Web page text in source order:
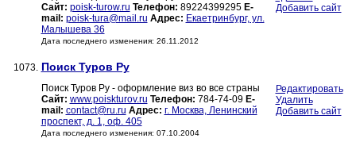
Сайт: poisk-turow.ru Телефон: 89224399295 E-
mail: poisk-tura@mail.ru Адрес: Екаетринбург, ул.
Малышева 36
Дата последнего изменения: 26.11.2012
Добавить сайт
1073. Поиск Туров Ру
Поиск Туров Ру - оформление виз во все страны
Сайт: www.poiskturov.ru Телефон: 784-74-09 E-
mail: contact@ru.ru Адрес: г. Москва, Ленинский
проспект, д. 1, оф. 405
Дата последнего изменения: 07.10.2004
Редактировать
Удалить
Добавить сайт